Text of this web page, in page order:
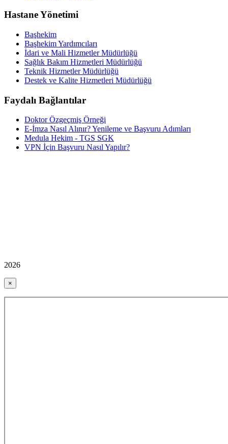
Hastane Yönetimi
Başhekim
Başhekim Yardımcıları
İdari ve Mali Hizmetler Müdürlüğü
Sağlık Bakım Hizmetleri Müdürlüğü
Teknik Hizmetler Müdürlüğü
Destek ve Kalite Hizmetleri Müdürlüğü
Faydalı Bağlantılar
Doktor Özgeçmiş Örneği
E-İmza Nasıl Alınır? Yenileme ve Başvuru Adımları
Medula Hekim - TGS SGK
VPN İçin Başvuru Nasıl Yapılır?
2026
×